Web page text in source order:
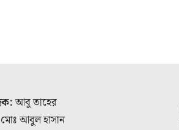
আবু তাহের
মোঃ আবুল হাসান